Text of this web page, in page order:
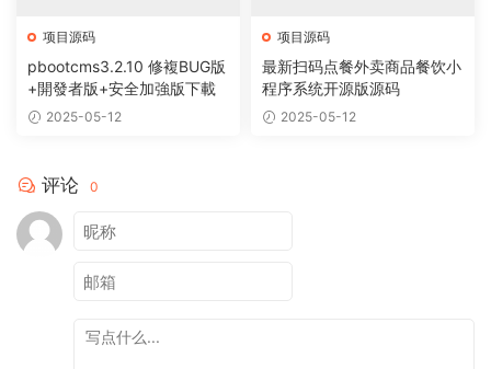
项目源码
pbootcms3.2.10 修複BUG版
+開發者版+安全加強版下載
2025-05-12
项目源码
最新扫码点餐外卖商品餐饮小
程序系统开源版源码
2025-05-12
评论 0